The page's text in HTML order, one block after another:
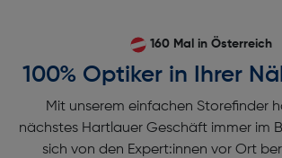
160 Mal in Österreich
100% Optiker in Ihrer
Mit unserem einfachen Storefinder
nächstes Hartlauer Geschäft immer im
sich von den Expert:innen vor Ort